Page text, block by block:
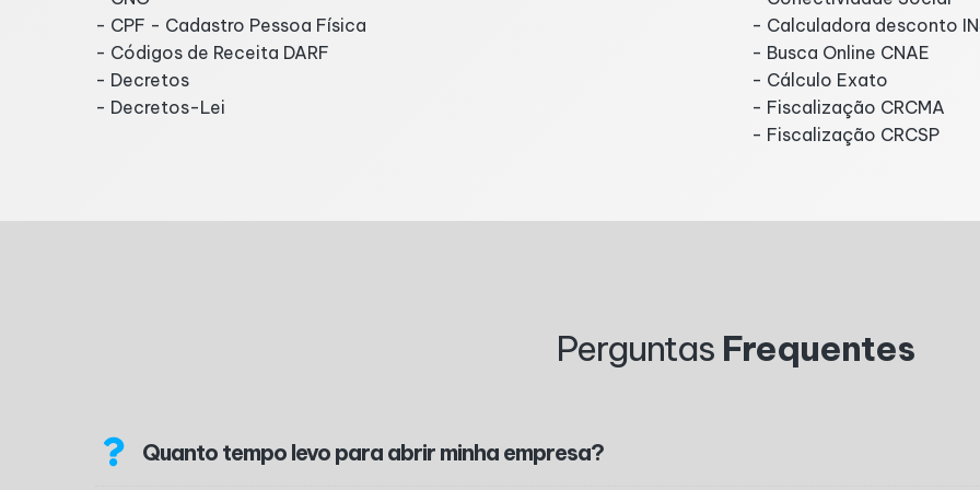
- CPF - Cadastro Pessoa Física
- Códigos de Receita DARF
- Decretos
- Decretos-Lei
- Calculadora desconto
- Busca Online CNAE
- Cálculo Exato
- Fiscalização CRCMA
- Fiscalização CRCSP
Perguntas Frequentes
Quanto tempo levo para abrir minha empresa?